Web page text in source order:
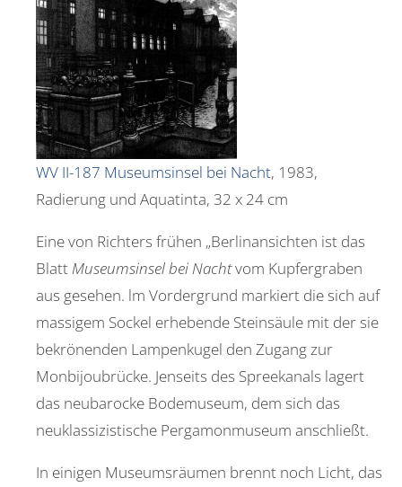
WV II-187 Museumsinsel bei Nacht, 1983,
Radierung und Aquatinta, 32 x 24 cm
Eine von Richters frühen „Berlinansichten ist das
Blatt Museumsinsel bei Nachtvom Kupfergraben
aus gesehen. lm Vordergrund markiert die sich auf
massigem Sockel erhebende Steinsäule mit der sie
bekrönenden Lampenkugel den Zugang zur
Monbijoubrücke. Jenseits des Spreekanals lagert
das neubarocke Bodemuseum, dem sich das
neuklassizistische Pergamonmuseum anschließt.
In einigen Museumsräumen brennt noch Licht, das